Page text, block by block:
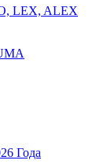
LEX, ALEX
Года